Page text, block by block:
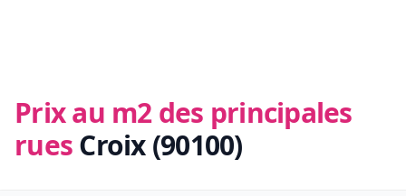
Prix au m2 des principales
ruesCroix (90100)